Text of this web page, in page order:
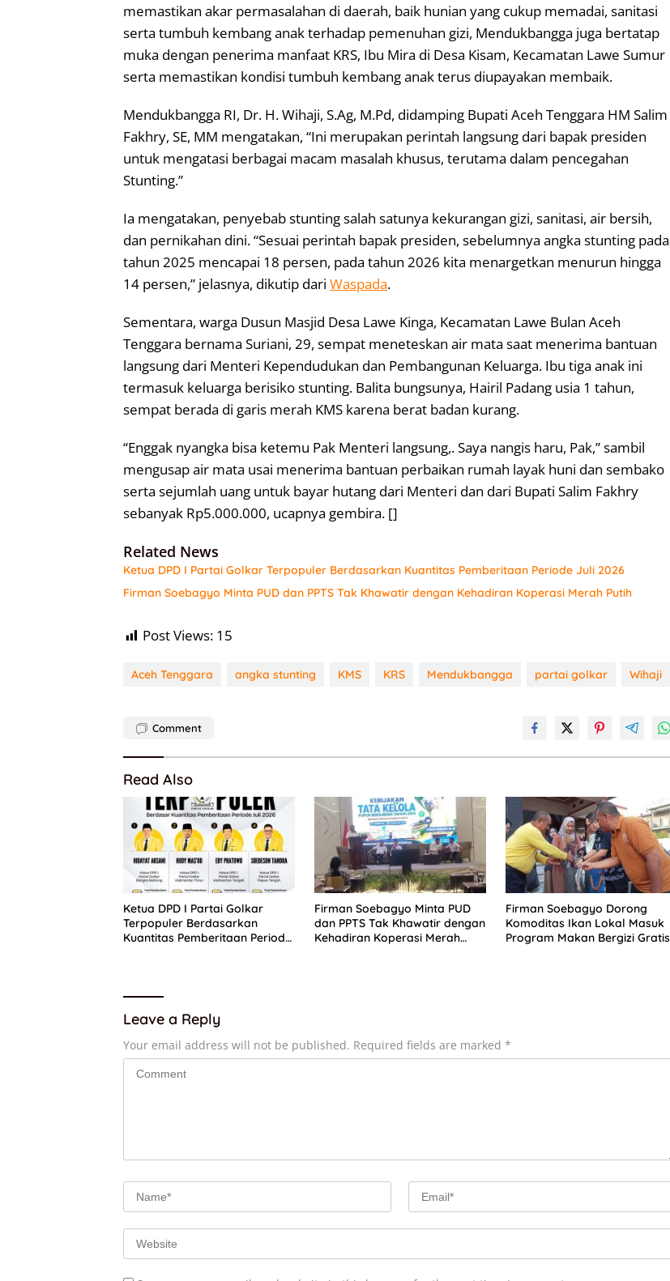
memastikan akar permasalahan di daerah, baik hunian yang cukup memadai, sanitasi
serta tumbuh kembang anak terhadap pemenuhan gizi, Mendukbangga juga bertatap
muka dengan penerima manfaat KRS, Ibu Mira di Desa Kisam, Kecamatan Lawe Sumur
serta memastikan kondisi tumbuh kembang anak terus diupayakan membaik.
Mendukbangga RI, Dr. H. Wihaji, S.Ag, M.Pd, didamping Bupati Aceh Tenggara HM Salim
Fakhry, SE, MM mengatakan, “Ini merupakan perintah langsung dari bapak presiden
untuk mengatasi berbagai macam masalah khusus, terutama dalam pencegahan
Stunting.”
Ia mengatakan, penyebab stunting salah satunya kekurangan gizi, sanitasi, air bersih,
dan pernikahan dini. “Sesuai perintah bapak presiden, sebelumnya angka stunting pada
tahun 2025 mencapai 18 persen, pada tahun 2026 kita menargetkan menurun hingga
14 persen,” jelasnya, dikutip dari Waspada.
Sementara, warga Dusun Masjid Desa Lawe Kinga, Kecamatan Lawe Bulan Aceh
Tenggara bernama Suriani, 29, sempat meneteskan air mata saat menerima bantuan
langsung dari Menteri Kependudukan dan Pembangunan Keluarga. Ibu tiga anak ini
termasuk keluarga berisiko stunting. Balita bungsunya, Hairil Padang usia 1 tahun,
sempat berada di garis merah KMS karena berat badan kurang.
“Enggak nyangka bisa ketemu Pak Menteri langsung,. Saya nangis haru, Pak,” sambil
mengusap air mata usai menerima bantuan perbaikan rumah layak huni dan sembako
serta sejumlah uang untuk bayar hutang dari Menteri dan dari Bupati Salim Fakhry
sebanyak Rp5.000.000, ucapnya gembira. []
Related News
Ketua DPD I Partai Golkar Terpopuler Berdasarkan Kuantitas Pemberitaan Periode Juli 2026
Firman Soebagyo Minta PUD dan PPTS Tak Khawatir dengan Kehadiran Koperasi Merah Putih
Post Views: 15
Aceh Tenggara angka stunting KMS KRS Mendukbangga partai golkar Wihaji
Comment
Read Also
Ketua DPD I Partai Golkar
Terpopuler Berdasarkan
Kuantitas Pemberitaan Periode
Firman Soebagyo Minta PUD
dan PPTS Tak Khawatir dengan
Kehadiran Koperasi Merah
Firman Soebagyo Dorong
Komoditas Ikan Lokal Masuk
Program Makan Bergizi Gratis
Leave a Reply
Your email address will not be published. Required fields are marked *